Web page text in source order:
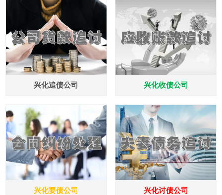
兴化追债公司 兴化收债公司
兴化要债公司 兴化讨债公司